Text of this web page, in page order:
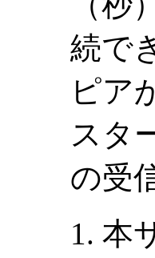
続で
ピア
スタ
の受
本